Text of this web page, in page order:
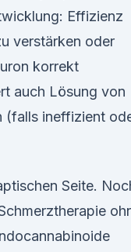
Effizienz
verstärken oder
korrekt
auch Lösung von
(falls ineffizient
Seite.